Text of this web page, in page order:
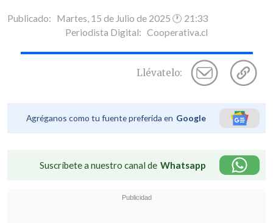
Publicado: Martes, 15 de Julio de 2025 🕐 21:33
Periodista Digital: Cooperativa.cl
Llévatelo:
Agréganos como tu fuente preferida en Google
Suscríbete a nuestro canal de Whatsapp